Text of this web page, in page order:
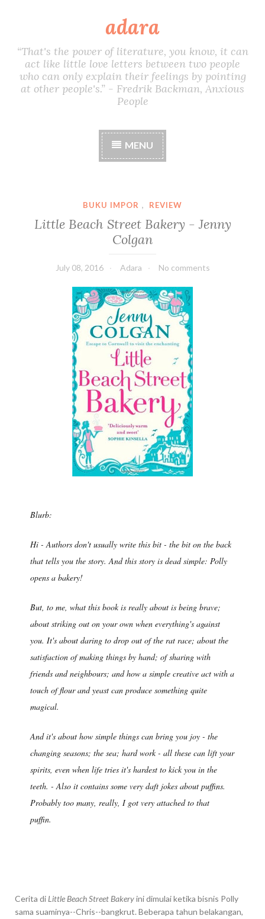
adara
“That's the power of literature, you know, it can
act like little love letters between two people
who can only explain their feelings by pointing
at other people's.” - Fredrik Backman, Anxious
People
MENU
BUKU IMPOR , REVIEW
Little Beach Street Bakery - Jenny
Colgan
July 08, 2016 Adara No comments
Blurb:
Hi - Authors don't usually write this bit - the bit on the back
that tells you the story. And this story is dead simple: Polly
opens a bakery!
But, to me, what this book is really about is being brave;
about striking out on your own when everything's against
you. It's about daring to drop out of the rat race; about the
satisfaction of making things by hand; of sharing with
friends and neighbours; and how a simple creative act with a
touch of flour and yeast can produce something quite
magical.
And it's about how simple things can bring you joy - the
changing seasons; the sea; hard work - all these can lift your
spirits, even when life tries it's hardest to kick you in the
teeth. - Also it contains some very daft jokes about puffins.
Probably too many, really, I got very attached to that
puffin.
Cerita di Little Beach Street Bakeryini dimulai ketika bisnis Polly
sama suaminya--Chris--bangkrut. Beberapa tahun belakangan,